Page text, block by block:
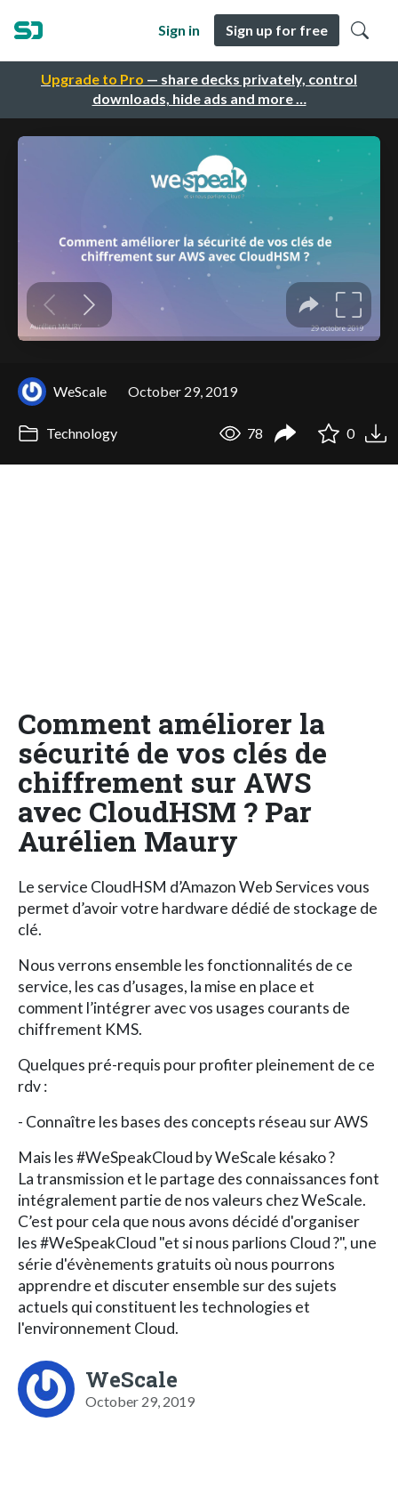
Upgrade to Pro — share decks privately, control
downloads, hide ads and more …
Sign in Sign up for free
WeScale October 29, 2019
Technology 78 0
Comment améliorer la
sécurité de vos clés de
chiffrement sur AWS
avec CloudHSM ? Par
Aurélien Maury
Le service CloudHSM d’Amazon Web Services vous
permet d’avoir votre hardware dédié de stockage de
clé.
Nous verrons ensemble les fonctionnalités de ce
service, les cas d’usages, la mise en place et
comment l’intégrer avec vos usages courants de
chiffrement KMS.
Quelques pré-requis pour profiter pleinement de ce
rdv :
- Connaître les bases des concepts réseau sur AWS
Mais les #WeSpeakCloud by WeScale késako ?
La transmission et le partage des connaissances font
intégralement partie de nos valeurs chez WeScale.
C’est pour cela que nous avons décidé d'organiser
les #WeSpeakCloud "et si nous parlions Cloud ?", une
série d'évènements gratuits où nous pourrons
apprendre et discuter ensemble sur des sujets
actuels qui constituent les technologies et
l'environnement Cloud.
WeScale
October 29, 2019